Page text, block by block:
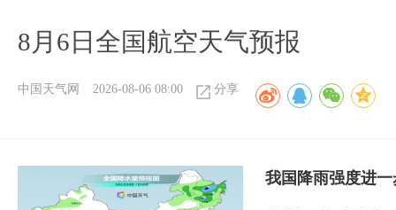
8月6日全国航空天气预报
中国天气网 2026-08-06 08:00 分享
我国降雨强度进